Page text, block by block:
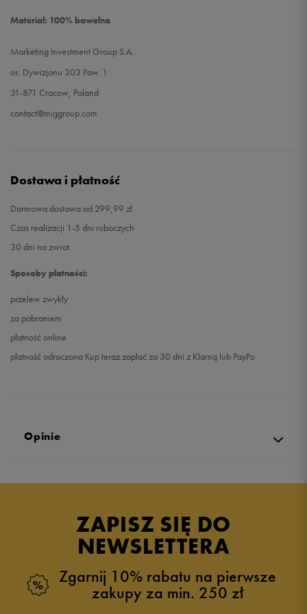
Materiał: 100% bawełna
Marketing Investment Group S.A.
os. Dywizjonu 303 Paw. 1
31-871 Cracow, Poland
contact@miggroup.com
Dostawa i płatność
Darmowa dostawa od 299,99 zł
Czas realizacji 1-5 dni roboczych
30 dni na zwrot
Sposoby płatności:
przelew zwykły
za pobraniem
płatność online
płatność odroczona Kup teraz zapłać za 30 dni z Klarną lub PayPo
Opinie
4.8
zebranych i zweryfikowanych przez
ZAPISZ SIĘ DO
NEWSLETTERA
Zgarnij 10% rabatu na pierwsze
zakupy za min. 250 zł